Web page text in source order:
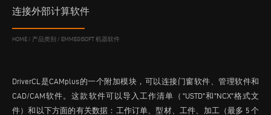
连接外部计算软件
HOME / 产品类别 / EMMEGISOFT 机器软件
DriverCL是CAMplus的一个附加模块，可以连接门窗软件、管理软件和
CAD/CAM软件。这款软件可以导入工作清单（"USTD"和"NCX"格式文
件）和以下方面的有关数据：工作订单、型材、工件、加工（最多 5 个